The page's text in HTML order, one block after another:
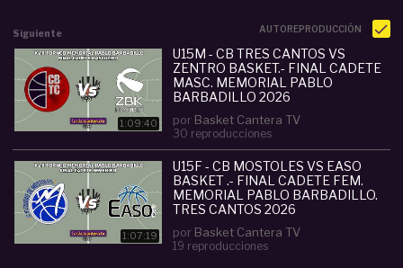
supera los 34 millones de visualizaciones en
todo el mundo.
- Información TWITTER: @BasketCanteraTV
- INSTAGRAM:
www.instagram.com/basketcantera/
#u15m #cb # tres #cantos # zentro # basket
# cadete masc #memorial #pablo #barbadill
o
#2026
Siguiente AUTOREPRODUCCIÓN
1:09:40
U15M - CB TRES CANTOS VS
ZENTRO BASKET.- FINAL CADETE
MASC. MEMORIAL PABLO
BARBADILLO 2026
por Basket Cantera TV
30 reproducciones
1:07:19
U15F - CB MOSTOLES VS EASO
BASKET .- FINAL CADETE FEM.
MEMORIAL PABLO BARBADILLO.
TRES CANTOS 2026
por Basket Cantera TV
19 reproducciones